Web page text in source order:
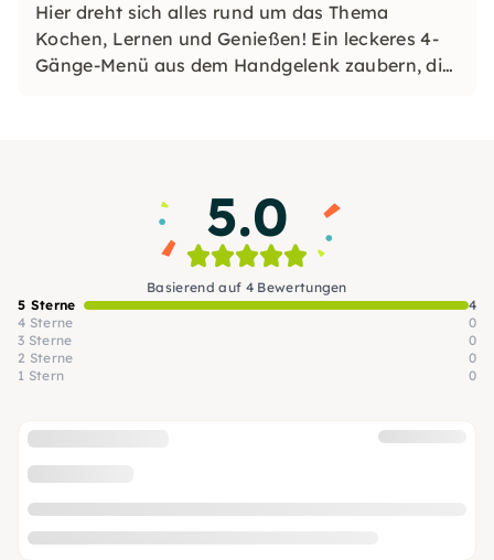
Hier dreht sich alles rund um das Thema
Kochen, Lernen und Genießen! Ein leckeres 4-
Gänge-Menü aus dem Handgelenk zaubern, die
5.0
Basierend auf 4 Bewertungen
5 Sterne
4
4 Sterne
0
3 Sterne
0
2 Sterne
0
1 Stern
0